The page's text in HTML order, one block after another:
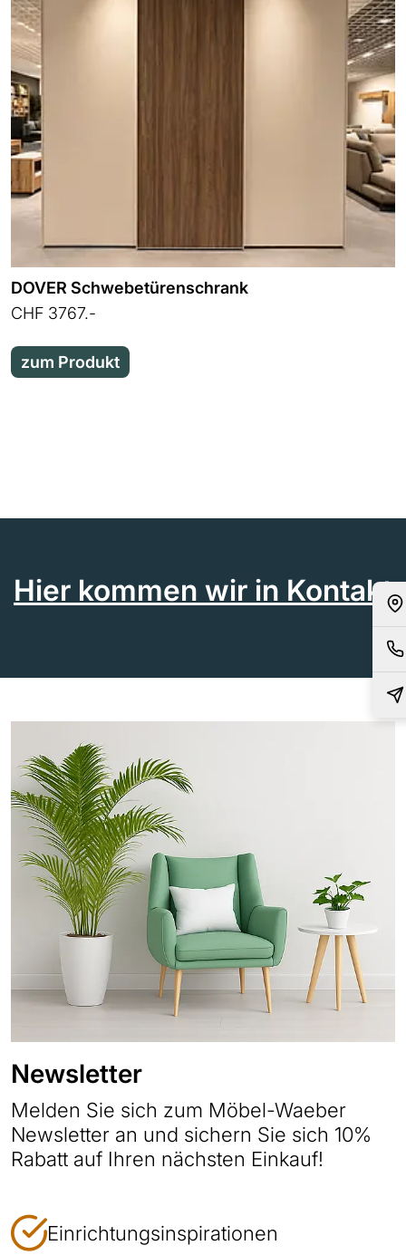
DOVER Schwebetürenschrank
CHF 3767.-
zum Produkt
Hier kommen wir in Kontakt
Newsletter
Melden Sie sich zum Möbel-Waeber
Newsletter an und sichern Sie sich 10%
Rabatt auf Ihren nächsten Einkauf!
Einrichtungsinspirationen